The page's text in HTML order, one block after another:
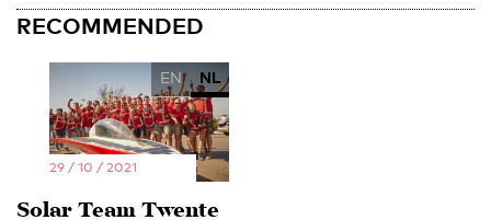
RECOMMENDED
EN NL
29 / 10 / 2021
Solar Team Twente